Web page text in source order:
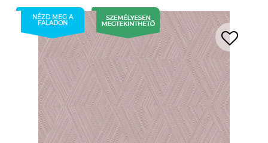
NÉZD MEG A
FALADON